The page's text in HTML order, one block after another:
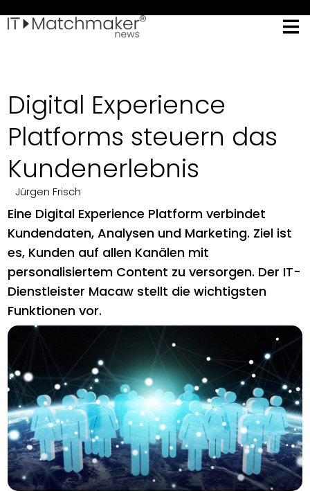
Digital Experience
Platforms steuern das
Kundenerlebnis
Jürgen Frisch
Eine Digital Experience Platform verbindet
Kundendaten, Analysen und Marketing. Ziel ist
es, Kunden auf allen Kanälen mit
personalisiertem Content zu versorgen. Der IT-
Dienstleister Macaw stellt die wichtigsten
Funktionen vor.